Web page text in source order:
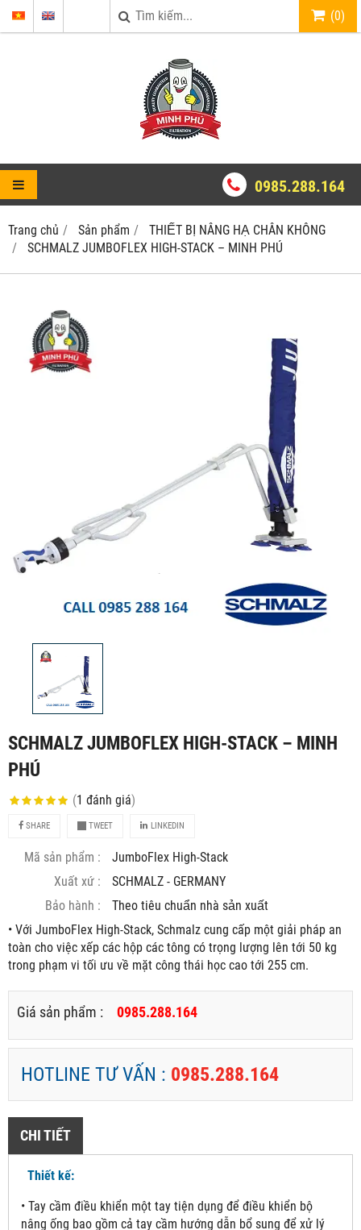
(0)
0985.288.164
Trang chủ Sản phẩm
THIẾT BỊ NÂNG HẠ CHÂN KHÔNG
SCHMALZ JUMBOFLEX HIGH-STACK – MINH PHÚ
SCHMALZ JUMBOFLEX HIGH-STACK – MINH
PHÚ
(1 đánh giá)
SHARE TWEET LINKEDIN
Mã sản phẩm :
JumboFlex High-Stack
Xuất xứ :
SCHMALZ - GERMANY
Bảo hành :
Theo tiêu chuẩn nhà sản xuất
• Với JumboFlex High-Stack, Schmalz cung cấp một giải pháp an
toàn cho việc xếp các hộp các tông có trọng lượng lên tới 50 kg
trong phạm vi tối ưu về mặt công thái học cao tới 255 cm.
Giá sản phẩm : 0985.288.164
HOTLINE TƯ VẤN : 0985.288.164
CHI TIẾT
Thiết kế:
• Tay cầm điều khiển một tay tiện dụng để điều khiển bộ
nâng ống bao gồm cả tay cầm hướng dẫn bổ sung để xử lý